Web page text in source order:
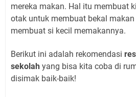
mereka makan. Hal itu membuat
otak untuk membuat bekal
membuat si kecil memakannya.
Berikut ini adalah rekomendasi
sekolah yang bisa kita coba di
disimak baik-baik!